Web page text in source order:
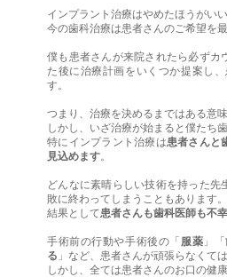
インプラント治療はやめたほうがい
今の歯科治療は患者さんのご希望を
僕も患者さんが来院されたら必ずカ
た後に治療計画をいくつか提案し
す。
つまり、治療を決めるまではある意
しかし、いざ治療が始まると僕たち
特にインプラント治療は患者さんと
見込めます。
どんなに素晴らしい技術を持った
敗に終わってしまうこともあります。
結果として患者さんも歯科医師も不幸
手術前の行動や手術後の「 服薬 」「
る 」など、患者さんが頑張らなくて
しかし、全ては患者さんのお口の健